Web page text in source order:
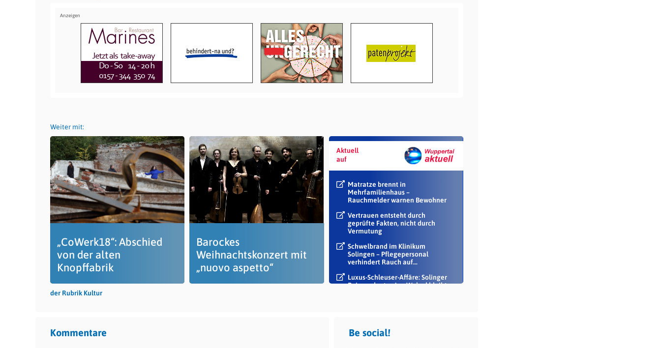
Weiter mit:
„CoWerk18“: Abschied
von der alten
Knopffabrik
Barockes
Weihnachtskonzert mit
„nuovo aspetto“
Aktuell
auf
Matratze brennt in
Mehrfamilienhaus –
Rauchmelder warnen Bewohner
Vertrauen entsteht durch
geprüfte Fakten, nicht durch
Vermutung
Schwelbrand im Klinikum
Solingen – Pflegepersonal
verhindert Rauch auf...
Luxus-Schleuser-Affäre: Solinger
Beigeordneter Jan Welzel bleibt
der Rubrik Kultur
Kommentare Be social!